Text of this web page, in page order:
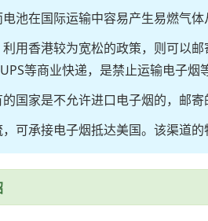
池在国际运输中容易产生易燃气
用香港较为宽松的政策，则可以
等商业快递，是禁止运输电子烟
国家是不允许进口电子烟的，邮
可承接电子烟抵达美国。该渠道